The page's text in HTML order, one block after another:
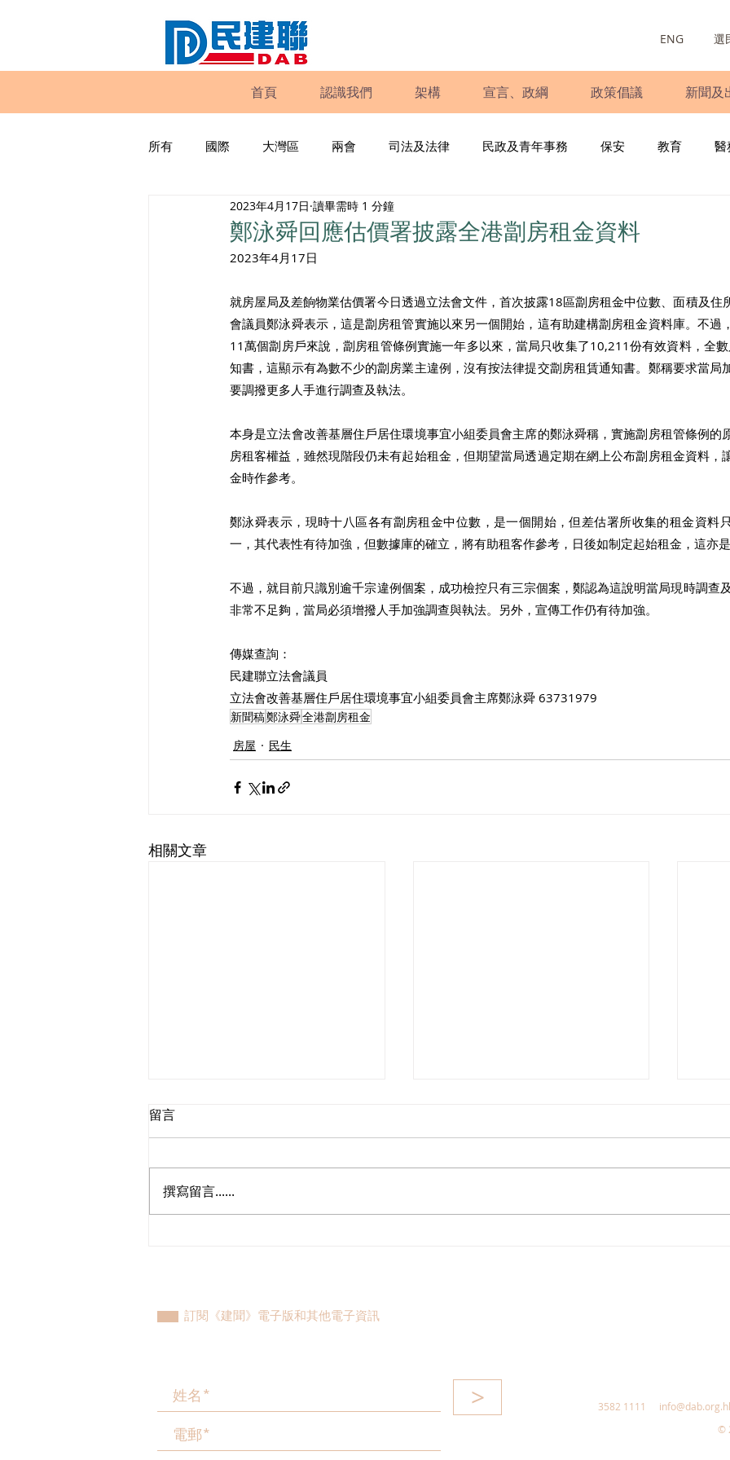
ENG 選
首頁 認識我們 架構 宣言、政綱 政策倡議 新聞及
所有 國際 大灣區 兩會 司法及法律 民政及青年事務 保安 教育 醫
工商專業 家庭
議會監察 區議會
鄭泳舜回應估價署披露全港劏房租金資料
2023年4月17日 讀畢需時 1 分鐘
2023年4月17日
就房屋局及差餉物業估價署今日透過立法會文件，首次披露18區劏房租金中位數、面積及住
會議員鄭泳舜表示，這是劏房租管實施以來另一個開始，這有助建構劏房租金資料庫。不過
11萬個劏房戶來說，劏房租管條例實施一年多以來，當局只收集了10,211份有效資料，全
知書，這顯示有為數不少的劏房業主違例，沒有按法律提交劏房租賃通知書。鄭稱要求當局
要調撥更多人手進行調查及執法。
本身是立法會改善基層住戶居住環境事宜小組委員會主席的鄭泳舜稱，實施劏房租管條例的
房租客權益，雖然現階段仍未有起始租金，但期望當局透過定期在網上公布劏房租金資料，
金時作參考。
鄭泳舜表示，現時十八區各有劏房租金中位數，是一個開始，但差估署所收集的租金資料
一，其代表性有待加強，但數據庫的確立，將有助租客作參考，日後如制定起始租金，這亦
不過，就目前只識別逾千宗違例個案，成功檢控只有三宗個案，鄭認為這說明當局現時調查
非常不足夠，當局必須增撥人手加強調查與執法。另外，宣傳工作仍有待加強。
傳媒查詢：
民建聯立法會議員
立法會改善基層住戶居住環境事宜小組委員會主席鄭泳舜 63731979
新聞稿鄭泳舜全港劏房租金
房屋
民生
相關文章
留言
撰寫留言......
訂閱《建聞》電子版和其他電子資訊
> 3582 1111
©